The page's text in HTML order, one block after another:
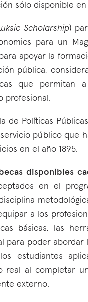
sólo disponible en
Scholarship)
para un
apoyar la
pública,
que permitan
profesional.
de Políticas
público que
en el año 1895.
disponibles
en el
a los
básicas, las
para poder abordar
estudiantes
real al completar
externo.